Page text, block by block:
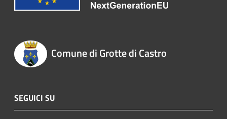
Comune di Grotte di Castro
SEGUICI SU